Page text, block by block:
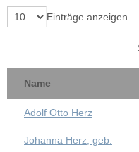
Einträge anzeigen
Name
Adolf Otto Herz
Johanna Herz, geb.